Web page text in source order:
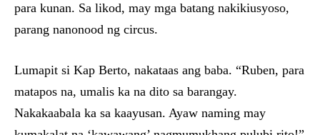
para kunan. Sa likod, may mga batang nakikiusyoso,
parang nanonood ng circus.
Lumapit si Kap Berto, nakataas ang baba. “Ruben, para
matapos na, umalis ka na dito sa barangay.
Nakakaabala ka sa kaayusan. Ayaw naming may